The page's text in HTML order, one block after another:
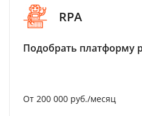
RPA
Подобрать платформу
От 200 000 руб./месяц